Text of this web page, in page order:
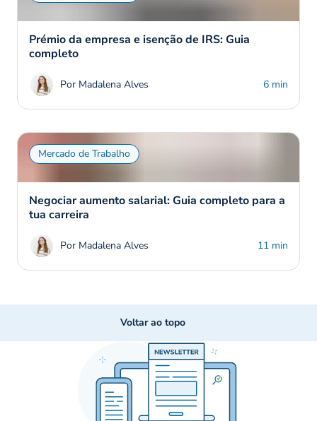
Prémio da empresa e isenção de IRS: Guia
completo
Por Madalena Alves 6 min
Mercado de Trabalho
Negociar aumento salarial: Guia completo para a
tua carreira
Por Madalena Alves 11 min
Voltar ao topo